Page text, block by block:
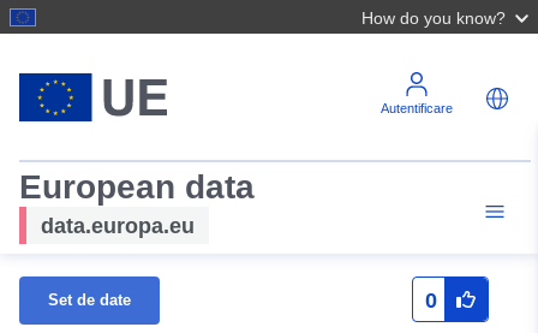
How do you know?
Autentificare
European data
data.europa.eu
Set de date 0